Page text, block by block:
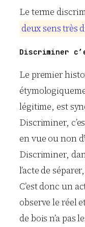
Le terme
deux senstrès d
Discriminer
Le premier
légitime, est
Discriminer,
en vue ou non
Discriminer,
l’acte de
C’est donc un
observe le réel
de bois n’a pas